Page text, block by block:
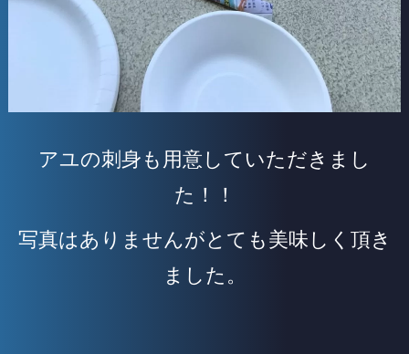
アユの刺身も用意していただきまし
た！！
写真はありませんがとても美味しく頂き
ました。